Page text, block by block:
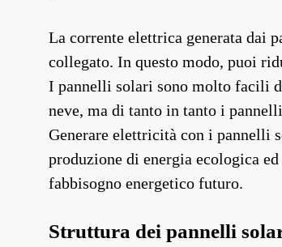
La corrente elettrica generata dai
collegato. In questo modo, puoi
I pannelli solari sono molto facili
neve, ma di tanto in tanto i
Generare elettricità con i pannelli
produzione di energia ecologica
fabbisogno energetico futuro.
Struttura dei pannelli